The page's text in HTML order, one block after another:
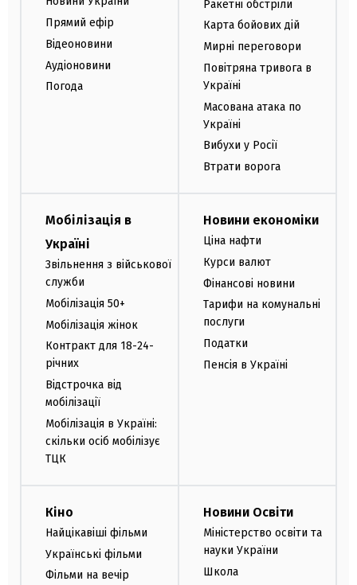
Прямий ефір
Відеоновини
Аудіоновини
Погода
Ракетні обстріли
Карта бойових дій
Мирні переговори
Повітряна тривога в
Україні
Масована атака по
Україні
Вибухи у Росії
Втрати ворога
Мобілізація в
Україні
Звільнення з військової
служби
Мобілізація 50+
Мобілізація жінок
Контракт для 18-24-
річних
Відстрочка від
мобілізації
Мобілізація в Україні:
скільки осіб мобілізує
ТЦК
Новини економіки
Ціна нафти
Курси валют
Фінансові новини
Тарифи на комунальні
послуги
Податки
Пенсія в Україні
Кіно
Найцікавіші фільми
Українські фільми
Фільми на вечір
Новини Освіти
Міністерство освіти та
науки України
Школа